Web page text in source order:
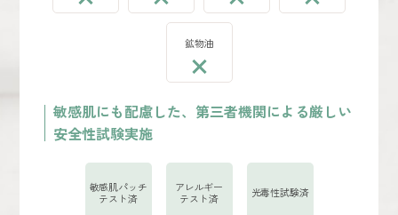
鉱物油
敏感肌にも配慮した、第三者機関による厳しい
安全性試験実施
敏感肌パッチ
テスト済
アレルギー
テスト済
光毒性試験済